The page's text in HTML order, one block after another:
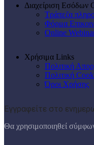
Διαχείριση Εσόδων
Τράπεζα
Φόρμα
Online
Χρήσιμα Links
Πολιτική
Πολιτική
Όροι Χρήσης
Εγγραφείτε στο
Θα χρησιμοποιηθεί